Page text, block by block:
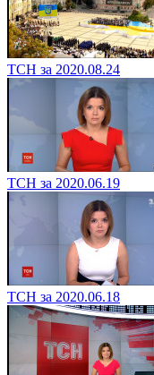
ТСН за 2020.08.24
ТСН за 2020.06.19
ТСН за 2020.06.18